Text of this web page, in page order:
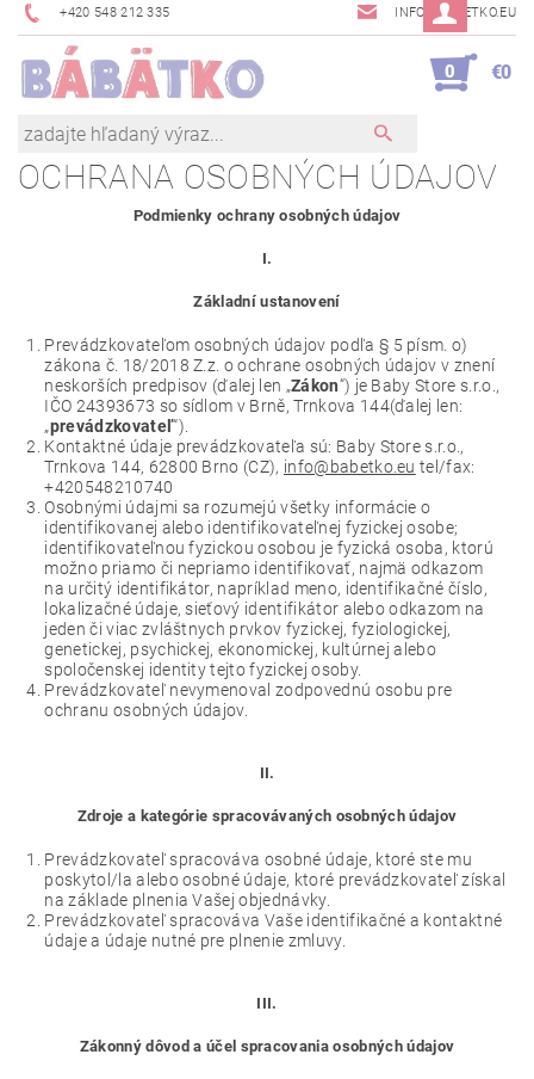
+420 548 212 335 INFO@BABETKO.EU
0 €0
OCHRANA OSOBNÝCH ÚDAJOV
Podmienky ochrany osobných údajov
I.
Základní ustanovení
Prevádzkovateľom osobných údajov podľa § 5 písm. o)
zákona č. 18/2018 Z.z. o ochrane osobných údajov v znení
neskorších predpisov (ďalej len „Zákon“) je Baby Store s.r.o.,
IČO 24393673 so sídlom v Brně, Trnkova 144(ďalej len:
„prevádzkovateľ“).
Kontaktné údaje prevádzkovateľa sú: Baby Store s.r.o.,
Trnkova 144, 62800 Brno (CZ), info@babetko.eu tel/fax:
+420548210740
Osobnými údajmi sa rozumejú všetky informácie o
identifikovanej alebo identifikovateľnej fyzickej osobe;
identifikovateľnou fyzickou osobou je fyzická osoba, ktorú
možno priamo či nepriamo identifikovať, najmä odkazom
na určitý identifikátor, napríklad meno, identifikačné číslo,
lokalizačné údaje, sieťový identifikátor alebo odkazom na
jeden či viac zvláštnych prvkov fyzickej, fyziologickej,
genetickej, psychickej, ekonomickej, kultúrnej alebo
spoločenskej identity tejto fyzickej osoby.
Prevádzkovateľ nevymenoval zodpovednú osobu pre
ochranu osobných údajov.
II.
Zdroje a kategórie spracovávaných osobných údajov
Prevádzkovateľ spracováva osobné údaje, ktoré ste mu
poskytol/la alebo osobné údaje, ktoré prevádzkovateľ získal
na základe plnenia Vašej objednávky.
Prevádzkovateľ spracováva Vaše identifikačné a kontaktné
údaje a údaje nutné pre plnenie zmluvy.
III.
Zákonný dôvod a účel spracovania osobných údajov